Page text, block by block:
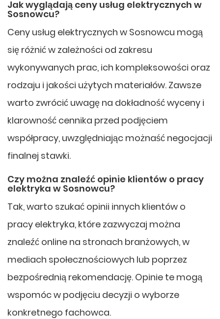
Jak wyglądają ceny usług elektrycznych w
Sosnowcu?
Ceny usług elektrycznych w Sosnowcu mogą
się różnić w zależności od zakresu
wykonywanych prac, ich kompleksowości oraz
rodzaju i jakości użytych materiałów. Zawsze
warto zwrócić uwagę na dokładność wyceny i
klarowność cennika przed podjęciem
współpracy, uwzględniając możnaść negocjacji
finalnej stawki.
Czy można znaleźć opinie klientów o pracy
elektryka w Sosnowcu?
Tak, warto szukać opinii innych klientów o
pracy elektryka, które zazwyczaj można
znaleźć online na stronach branżowych, w
mediach społecznościowych lub poprzez
bezpośrednią rekomendację. Opinie te mogą
wspomóc w podjęciu decyzji o wyborze
konkretnego fachowca.